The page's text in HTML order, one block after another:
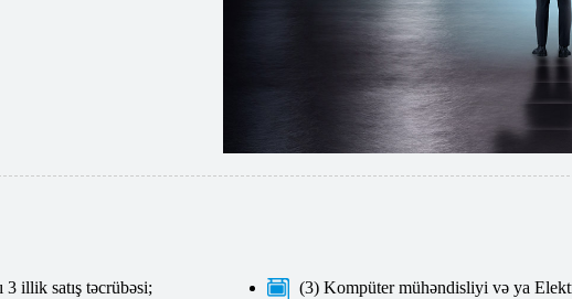
illik satış təcrübəsi;
(3) Kompüter mühəndisliyi və ya